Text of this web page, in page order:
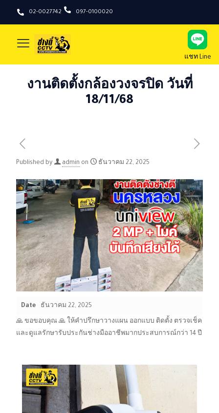
02-0027742 097-0100020
แชท Line
งานติดตั้งกล้องวงจรปิด วันที่
18/11/68
Published by admin on ธันวาคม 22, 2025
Date ธันวาคม 22, 2025
🙏 ขอขอบคุณ 🙏 ให้คำปรึกษาวางแผน ออกแบบ ติดตั้ง ตรวจเช็ค
และดูแลรักษารับประกันช่างมืออาชีพมากประสบการณ์กว่า 14 ปี